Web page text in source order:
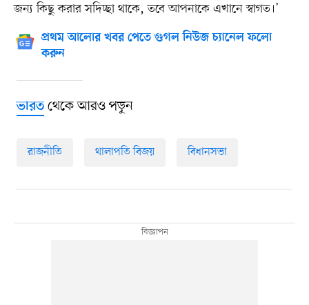
জন্য কিছু করার সদিচ্ছা থাকে, তবে আপনাকে এখানে স্বাগত।’
প্রথম আলোর খবর পেতে গুগল নিউজ চ্যানেল ফলো
করুন
ভারতথেকে আরও পড়ুন
রাজনীতি থালাপতি বিজয় বিধানসভা